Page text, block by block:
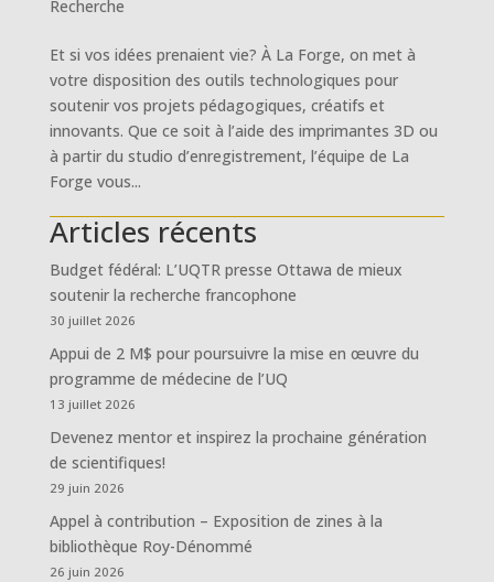
Recherche
Et si vos idées prenaient vie? À La Forge, on met à
votre disposition des outils technologiques pour
soutenir vos projets pédagogiques, créatifs et
innovants. Que ce soit à l’aide des imprimantes 3D ou
à partir du studio d’enregistrement, l’équipe de La
Forge vous...
Articles récents
Budget fédéral: L’UQTR presse Ottawa de mieux
soutenir la recherche francophone
30 juillet 2026
Appui de 2 M$ pour poursuivre la mise en œuvre du
programme de médecine de l’UQ
13 juillet 2026
Devenez mentor et inspirez la prochaine génération
de scientifiques!
29 juin 2026
Appel à contribution – Exposition de zines à la
bibliothèque Roy-Dénommé
26 juin 2026